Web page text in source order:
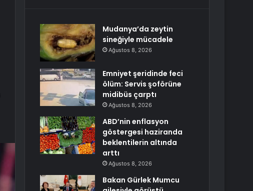
Mudanya’da zeytin
sineğiyle mücadele
Ağustos 8, 2026
Emniyet şeridinde feci
ölüm: Servis şoförüne
midibüs çarptı
Ağustos 8, 2026
ABD’nin enflasyon
göstergesi haziranda
beklentilerin altında
arttı
Ağustos 8, 2026
Bakan Gürlek Mumcu